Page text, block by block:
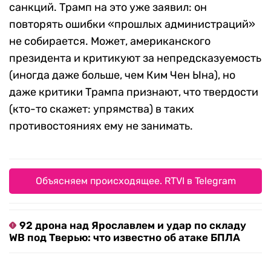
санкций. Трамп на это уже заявил: он
повторять ошибки «прошлых администраций»
не собирается. Может, американского
президента и критикуют за непредсказуемость
(иногда даже больше, чем Ким Чен Ына), но
даже критики Трампа признают, что твердости
(кто-то скажет: упрямства) в таких
противостояниях ему не занимать.
Объясняем происходящее. RTVI в Telegram
92 дрона над Ярославлем и удар по складу
WB под Тверью: что известно об атаке БПЛА